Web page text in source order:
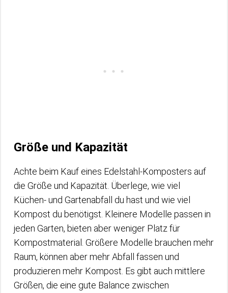
Größe und Kapazität
Achte beim Kauf eines Edelstahl-Komposters auf
die Größe und Kapazität. Überlege, wie viel
Küchen- und Gartenabfall du hast und wie viel
Kompost du benötigst. Kleinere Modelle passen in
jeden Garten, bieten aber weniger Platz für
Kompostmaterial. Größere Modelle brauchen mehr
Raum, können aber mehr Abfall fassen und
produzieren mehr Kompost. Es gibt auch mittlere
Größen, die eine gute Balance zwischen